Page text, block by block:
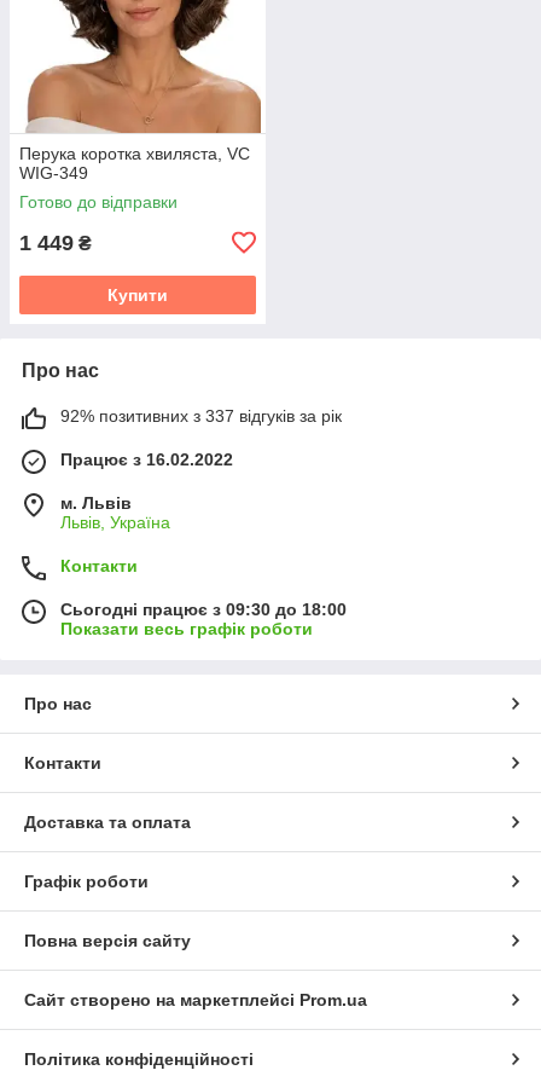
Перука коротка хвиляста, VC
WIG-349
Готово до відправки
1 449 ₴
Купити
Про нас
92% позитивних з 337 відгуків за рік
Працює з 16.02.2022
м. Львів
Львів, Україна
Контакти
Сьогодні працює з 09:30 до 18:00
Показати весь графік роботи
Про нас
Контакти
Доставка та оплата
Графік роботи
Повна версія сайту
Сайт створено на маркетплейсі Prom.ua
Політика конфіденційності